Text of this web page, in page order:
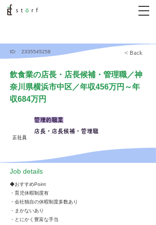
ID: 2335545258 < Back
飲食業の店長・店長候補・管理職／神
奈川県横浜市中区／年収456万円～年
収684万円
正社員
管理的職業
店長・店長候補・管理職
​Job details
◆おすすめPoint
・育児休暇制度有
・会社独自の休暇制度多数あり
・まかないあり
・とにかく豊富な手当